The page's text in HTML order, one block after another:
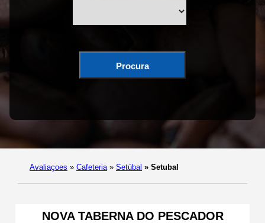
Procura
Avaliaçoes » Cafeteria » Setúbal » Setubal
NOVA TABERNA DO PESCADOR